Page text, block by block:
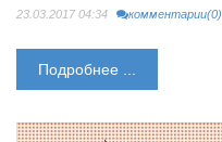
23.03.2017 04:34 комментарии(0)
Подробнее ...